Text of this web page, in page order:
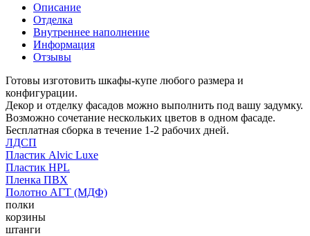
Описание
Отделка
Внутреннее наполнение
Информация
Отзывы
Готовы изготовить шкафы-купе любого размера и
конфигурации.
Декор и отделку фасадов можно выполнить под вашу задумку.
Возможно сочетание нескольких цветов в одном фасаде.
Бесплатная сборка в течение 1-2 рабочих дней.
ЛДСП
Пластик Alvic Luxe
Пластик HPL
Пленка ПВХ
Полотно АГТ (МДФ)
полки
корзины
штанги